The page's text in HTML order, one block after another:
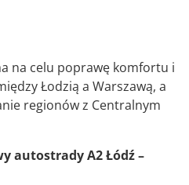
na celu poprawę komfortu i
Łodzią a Warszawą, a
regionów z Centralnym
autostrady A2 Łódź –